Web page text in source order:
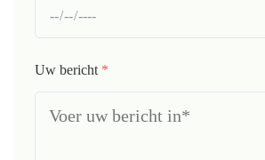
Uw bericht *